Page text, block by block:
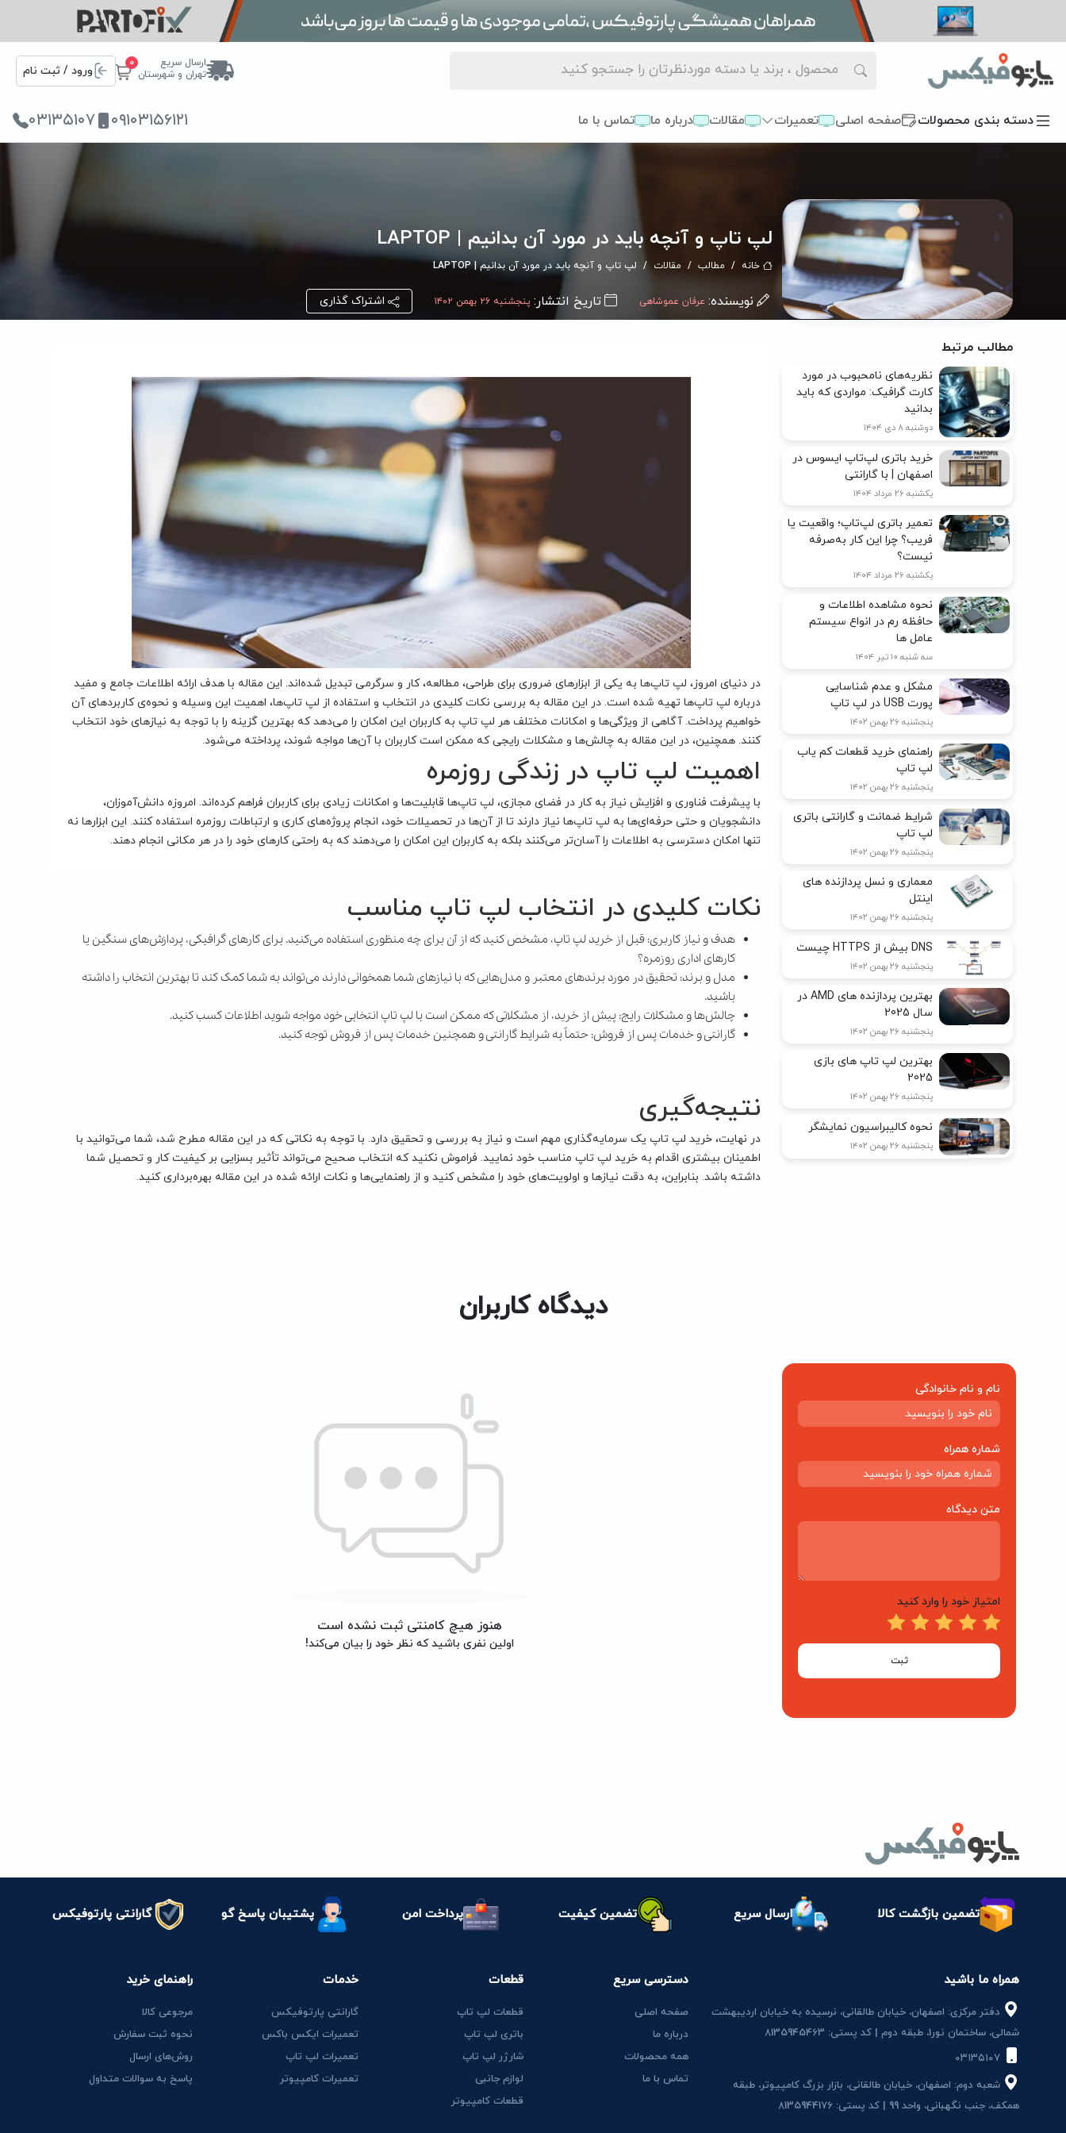
ارسال سریع
تهران و شهرستان
0
ورود / ثبت نام
دسته بندی محصولات صفحه اصلی تعمیرات مقالات درباره ما تماس با ما ۰۹۱۰۳۱۵۶۱۲۱ ۰۳۱۳۵۱۰۷
لپ تاپ و آنچه باید در مورد آن بدانیم | LAPTOP
خانه مطالب مقالات لپ تاپ و آنچه باید در مورد آن بدانیم | LAPTOP
نویسنده: عرفان عموشاهی تاریخ انتشار: پنجشنبه ۲۶ بهمن ۱۴۰۲ اشتراک گذاری
مطالب مرتبط
نظریه‌های نامحبوب در مورد
کارت گرافیک: مواردی که باید
بدانید
دوشنبه ۸ دی ۱۴۰۴
خرید باتری لپ‌تاپ ایسوس در
اصفهان | با گارانتی
یکشنبه ۲۶ مرداد ۱۴۰۴
تعمیر باتری لپ‌تاپ؛ واقعیت یا
فریب؟ چرا این کار به‌صرفه
نیست؟
یکشنبه ۲۶ مرداد ۱۴۰۴
نحوه مشاهده اطلاعات و
حافظه رم در انواع سیستم
عامل ها
سه شنبه ۱۰ تیر ۱۴۰۴
مشکل و عدم شناسایی
پورت USB در لپ تاپ
پنجشنبه ۲۶ بهمن ۱۴۰۲
راهنمای خرید قطعات کم یاب
لپ تاپ
پنجشنبه ۲۶ بهمن ۱۴۰۲
شرایط ضمانت و گارانتی باتری
لپ تاپ
پنجشنبه ۲۶ بهمن ۱۴۰۲
معماری و نسل پردازنده های
اینتل
پنجشنبه ۲۶ بهمن ۱۴۰۲
DNS بیش از HTTPS چیست
پنجشنبه ۲۶ بهمن ۱۴۰۲
بهترین پردازنده های AMD در
سال 2025
پنجشنبه ۲۶ بهمن ۱۴۰۲
بهترین لپ تاپ های بازی
2025
پنجشنبه ۲۶ بهمن ۱۴۰۲
نحوه کالیبراسیون نمایشگر
پنجشنبه ۲۶ بهمن ۱۴۰۲
در دنیای امروز، لپ تاپ‌ها به یکی از ابزارهای ضروری برای طراحی، مطالعه، کار و سرگرمی تبدیل شده‌اند. این مقاله با هدف ارائه اطلاعات جامع و مفید
درباره لپ تاپ‌ها تهیه شده است. در این مقاله به بررسی نکات کلیدی در انتخاب و استفاده از لپ تاپ‌ها، اهمیت این وسیله و نحوه‌ی کاربردهای آن
خواهیم پرداخت. آگاهی از ویژگی‌ها و امکانات مختلف هر لپ تاپ به کاربران این امکان را می‌دهد که بهترین گزینه را با توجه به نیازهای خود انتخاب
کنند. همچنین، در این مقاله به چالش‌ها و مشکلات رایجی که ممکن است کاربران با آن‌ها مواجه شوند، پرداخته می‌شود.
اهمیت لپ تاپ در زندگی روزمره
با پیشرفت فناوری و افزایش نیاز به کار در فضای مجازی، لپ تاپ‌ها قابلیت‌ها و امکانات زیادی برای کاربران فراهم کرده‌اند. امروزه دانش‌آموزان،
دانشجویان و حتی حرفه‌ای‌ها به لپ تاپ‌ها نیاز دارند تا از آن‌ها در تحصیلات خود، انجام پروژه‌های کاری و ارتباطات روزمره استفاده کنند. این ابزارها نه
تنها امکان دسترسی به اطلاعات را آسان‌تر می‌کنند بلکه به کاربران این امکان را می‌دهند که به راحتی کارهای خود را در هر مکانی انجام دهند.
نکات کلیدی در انتخاب لپ تاپ مناسب
هدف و نیاز کاربری: قبل از خرید لپ تاپ، مشخص کنید که از آن برای چه منظوری استفاده می‌کنید. برای کارهای گرافیکی، پردازش‌های سنگین یا
کارهای اداری روزمره؟
مدل و برند: تحقیق در مورد برندهای معتبر و مدل‌هایی که با نیازهای شما همخوانی دارند می‌تواند به شما کمک کند تا بهترین انتخاب را داشته
باشید.
چالش‌ها و مشکلات رایج: پیش از خرید، از مشکلاتی که ممکن است با لپ تاپ انتخابی خود مواجه شوید اطلاعات کسب کنید.
گارانتی و خدمات پس از فروش: حتماً به شرایط گارانتی و همچنین خدمات پس از فروش توجه کنید.
نتیجه‌گیری
در نهایت، خرید لپ تاپ یک سرمایه‌گذاری مهم است و نیاز به بررسی و تحقیق دارد. با توجه به نکاتی که در این مقاله مطرح شد، شما می‌توانید با
اطمینان بیشتری اقدام به خرید لپ تاپ مناسب خود نمایید. فراموش نکنید که انتخاب صحیح می‌تواند تأثیر بسزایی بر کیفیت کار و تحصیل شما
داشته باشد. بنابراین، به دقت نیازها و اولویت‌های خود را مشخص کنید و از راهنمایی‌ها و نکات ارائه شده در این مقاله بهره‌برداری کنید.
دیدگاه کاربران
نام و نام خانوادگی
شماره همراه
متن دیدگاه
امتیاز خود را وارد کنید
ثبت
هنوز هیچ کامنتی ثبت نشده است
اولین نفری باشید که نظر خود را بیان می‌کند!
تضمین بازگشت کالا ارسال سریع تضمین کیفیت پرداخت امن پشتیبان پاسخ گو گارانتی پارتوفیکس
همراه ما باشید
دفتر مرکزی: اصفهان، خیابان طالقانی، نرسیده به خیابان اردیبهشت
شمالی، ساختمان نور1، طبقه دوم | کد پستی: 8135945463
۰۳۱۳۵۱۰۷
شعبه دوم: اصفهان، خیابان طالقانی، بازار بزرگ کامپیوتر، طبقه
همکف، جنب نگهبانی، واحد 99 | کد پستی: 8135944176
دسترسی سریع
صفحه اصلی
درباره ما
همه محصولات
تماس با ما
قطعات
قطعات لپ تاپ
باتری لپ تاپ
شارژر لپ تاپ
لوازم جانبی
قطعات کامپیوتر
خدمات
گارانتی پارتوفیکس
تعمیرات ایکس باکس
تعمیرات لپ تاپ
تعمیرات کامپیوتر
راهنمای خرید
مرجوعی کالا
نحوه ثبت سفارش
روش‌های ارسال
پاسخ به سوالات متداول